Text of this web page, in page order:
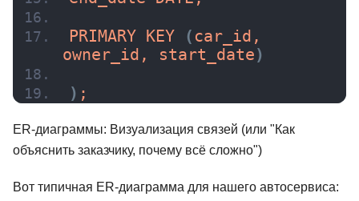
PRIMARY KEY ( car_id,
owner_id, start_date)
) ;
ER-диаграммы: Визуализация связей (или "Как
объяснить заказчику, почему всё сложно")
Вот типичная ER-диаграмма для нашего автосервиса: